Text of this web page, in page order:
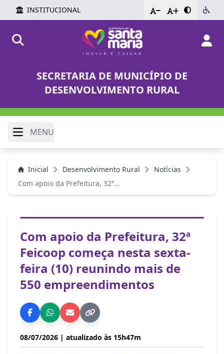
INSTITUCIONAL - +
SECRETARIA DE MUNICÍPIO DE
DESENVOLVIMENTO RURAL
MENU
Inicial Desenvolvimento Rural
Notícias
Com apoio da Prefeitura, 32ª...
Com apoio da Prefeitura, 32ª
Feicoop começa nesta sexta-
feira (10) reunindo mais de
550 empreendimentos
08/07/2026 | atualizado às 15h47m